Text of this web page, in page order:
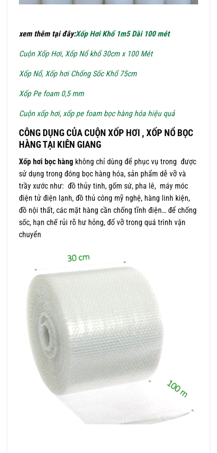
xem thêm tại đây:Xốp Hơi Khổ 1m5 Dài 100 mét
Cuộn Xốp Hơi, Xốp Nổ khổ 30cm x 100 Mét
Xốp Nổ, Xốp hơi Chống Sốc Khổ 75cm
Xốp Pe foam 0,5 mm
Cuộn xốp hơi, xốp pe foam bọc hàng hóa hiệu quả
CÔNG DỤNG CỦA CUỘN XỐP HƠI , XỐP NỔ BỌC
HÀNG TẠI KIÊN GIANG
Xốp hơi bọc hàng không chỉ dùng để phục vụ trong được
sử dụng trong đóng bọc hàng hóa, sản phẩm dễ vỡ và
trầy xước như: đồ thủy tinh, gốm sứ, pha lê, máy móc
điện tử điện lạnh, đồ thủ công mỹ nghệ, hàng linh kiện,
đồ nội thất, các mặt hàng cần chống tĩnh điện… để chống
sốc, hạn chế rủi rõ hư hỏng, đổ vỡ trong quá trình vận
chuyển